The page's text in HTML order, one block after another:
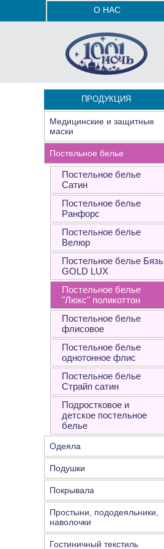
О НАС
ПРОДУКЦИЯ
Медицинские и защитные
маски
Постельное белье
Постельное белье
Сатин
Постельное белье
Ранфорс
Постельное белье
Велюр
Постельное белье Бязь
GOLD LUX
Постельное белье
"Люкс" поликоттон
Постельное белье
флисовое
Постельное белье
однотонное флис
Постельное белье
Страйп сатин
Подростковое и
детское постельное
белье
Одеяла
Подушки
Покрывала
Простыни, пододеяльники,
наволочки
Гостиничный текстиль